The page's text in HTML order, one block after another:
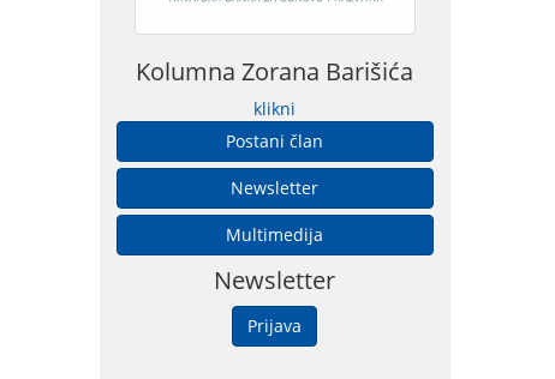
Kolumna Zorana Barišića
klikni
Postani član
Newsletter
Multimedija
Newsletter
Prijava